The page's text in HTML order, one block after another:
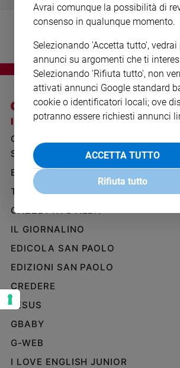
Ambiente
Volontariato
Diritti
Aziende
valore
Caso
settimana
Migranti
Diversità
e
Costume
e
2026
Cinema,
Tv
streaming
Libri
I SITI SAN PAOLO
GRUPPO EDITORIALE
SAN PAOLO
BENESSERE
TELENOVA
GAZZETTA D'ALBA
IL GIORNALINO
EDICOLA SAN PAOLO
EDIZIONI SAN PAOLO
CREDERE
JESUS
GBABY
G-WEB
I LOVE ENGLISH JUNIOR
NOTE
SOCIAL
Avrai comunque la possibilità di
consenso in qualunque momento.
Selezionando 'Accetta tutto',
annunci su argomenti che ti
Selezionando 'Rifiuta tutto', non
attivati annunci Google standard
cookie o identificatori locali; ove
potranno essere richiesti annunci
ACCETTA TUTTO
Rifiuta tutto